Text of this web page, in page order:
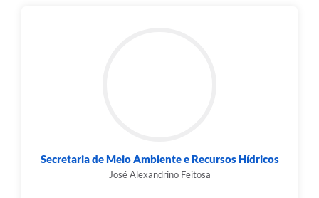
Secretaria de Meio Ambiente e Recursos Hídricos
José Alexandrino Feitosa